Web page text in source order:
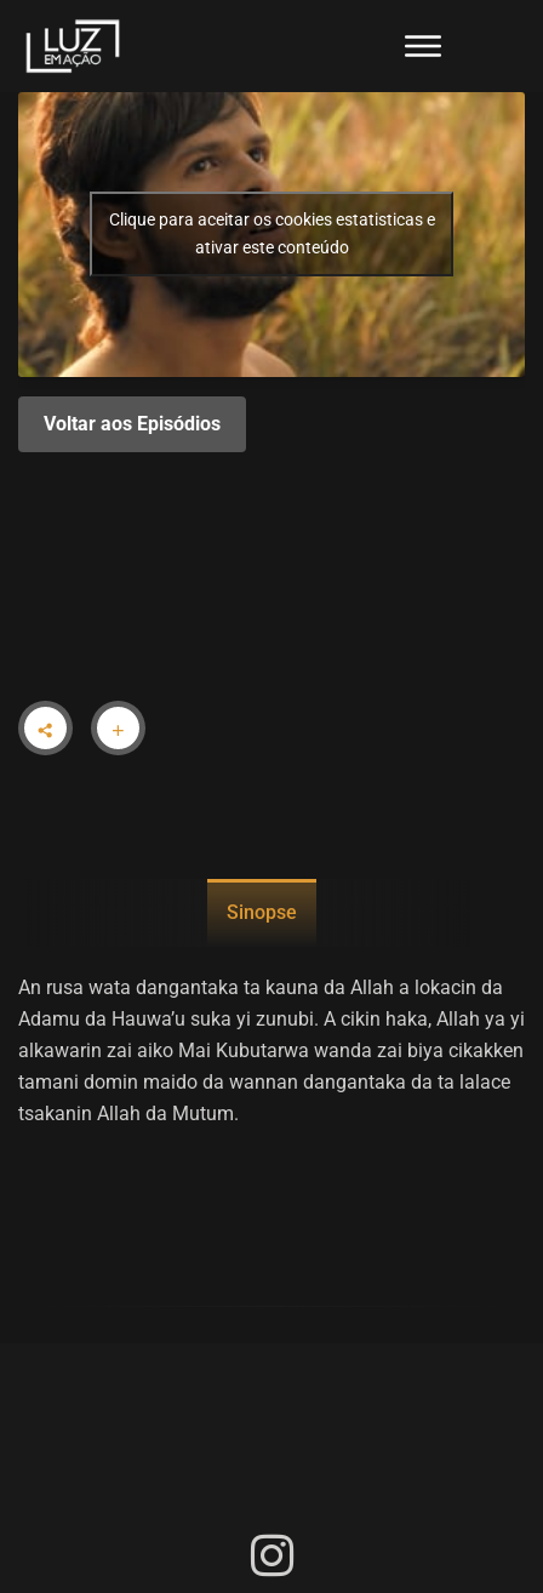
Clique para aceitar os cookies estatisticas e
ativar este conteúdo
Voltar aos Episódios
Sinopse
An rusa wata dangantaka ta kauna da Allah a lokacin da
Adamu da Hauwa’u suka yi zunubi. A cikin haka, Allah ya yi
alkawarin zai aiko Mai Kubutarwa wanda zai biya cikakken
tamani domin maido da wannan dangantaka da ta lalace
tsakanin Allah da Mutum.